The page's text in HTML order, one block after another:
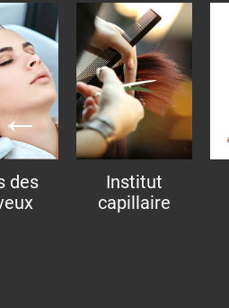
des
Institut
capillaire